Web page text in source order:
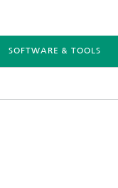
SOFTWARE & TOOLS